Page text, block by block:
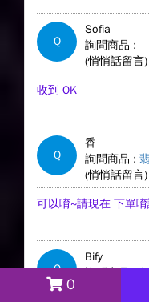
Q
Sofia
詢問商品 :
(悄悄話留言)
收到 OK
Q
香
詢問商品 :
(悄悄話留言)
可以唷~請現在 下單
Q
Bify
0